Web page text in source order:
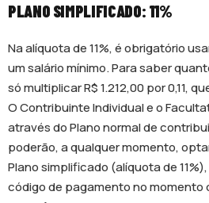
PLANO SIMPLIFICADO: 11%
Na alíquota de 11%, é obrigatório
um salário mínimo. Para saber
só multiplicar R$ 1.212,00 por 0,11,
O Contribuinte Individual e o
através do Plano normal de
poderão, a qualquer momento,
Plano simplificado (alíquota de
código de pagamento no momento